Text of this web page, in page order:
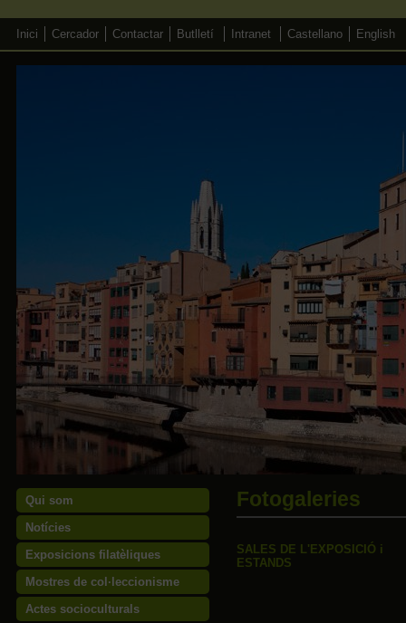
Inici Cercador Contactar Butlletí Intranet Castellano English
Qui som
Notícies
Exposicions filatèliques
Mostres de col·leccionisme
Actes socioculturals
Fotogaleries
SALES DE L'EXPOSICIÓ i
ESTANDS